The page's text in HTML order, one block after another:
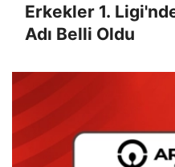
Erkekler 1.
Adı Belli Oldu